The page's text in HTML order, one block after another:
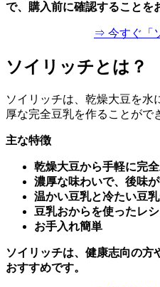
で、購入前に確認することを
⇒ 今すぐ「
ソイリッチとは？
ソイリッチは、乾燥大豆を水
厚な完全豆乳を作ることがで
主な特徴
乾燥大豆から手軽に完
濃厚な味わいで、後味
温かい豆乳と冷たい豆
豆乳おからを使ったレ
お手入れ簡単
ソイリッチは、健康志向の方
おすすめです。